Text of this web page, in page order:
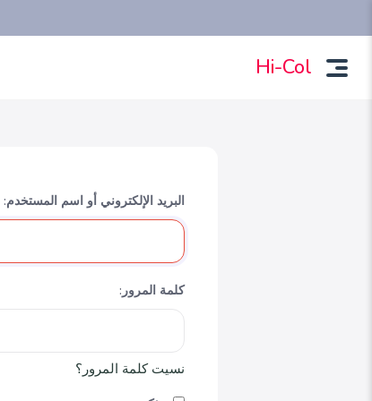
Hi-Col
البريد الإلكتروني أو اسم المستخدم:
كلمة المرور:
نسيت كلمة المرور؟